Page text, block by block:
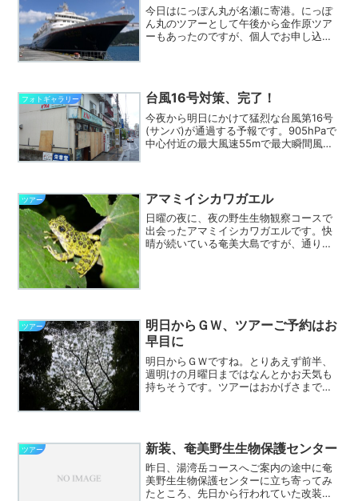
今日はにっぽん丸が名瀬に寄港。にっぽ
ん丸のツアーとして午後から金作原ツア
ーもあったのですが、個人でお申し込み
など、その他の写真は下記...
フォトギャラリー 台風16号対策、完了！
今夜から明日にかけて猛烈な台風第16号
(サンバ)が通過する予報です。905hPaで
中心付近の最大風速55mで最大瞬間風速
いうの...
ツアー アマミイシカワガエル
日曜の夜に、夜の野生生物観察コースで
出会ったアマミイシカワガエルです。快
晴が続いている奄美大島ですが、通り雨
ツアー
明日からＧＷ、ツアーご予約はお
早目に
明日からＧＷですね。とりあえず前半、
週明けの月曜日まではなんとかお天気も
持ちそうです。ツアーはおかげさまでご
ツアー 新装、奄美野生生物保護センター
昨日、湯湾岳コースへご案内の途中に奄
美野生生物保護センターに立ち寄ってみ
たところ、先日から行われていた改装工